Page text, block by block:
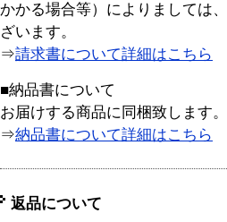
かかる場合等）によりましては
ざいます。
⇒請求書について詳細はこちら
■納品書について
お届けする商品に同梱致します。
⇒納品書について詳細はこちら
返品について